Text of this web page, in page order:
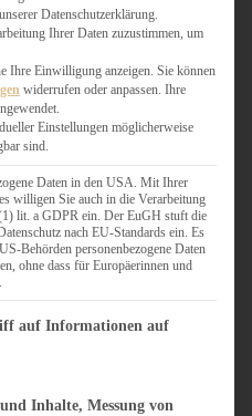
Zucker
Datenschutzerklärung.
Ihrer Daten zuzustimmen, um
Ihre Einwilligung anzeigen. Sie können
widerrufen oder anpassen. Ihre
Einstellungen möglicherweise
sind.
Daten in den USA. Mit Ihrer
willigen Sie auch in die Verarbeitung
lit. a GDPR ein. Der EuGH stuft die
nach EU-Standards ein. Es
Behörden personenbezogene Daten
ohne dass für Europäerinnen und
des IAB Transparency and Consent
auf Informationen auf
Inhalte, Messung von